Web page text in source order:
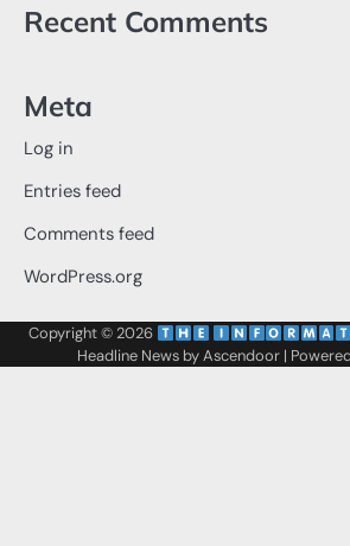
Recent Comments
Meta
Log in
Entries feed
Comments feed
WordPress.org
Copyright © 2026
Headline News byAscendoor|